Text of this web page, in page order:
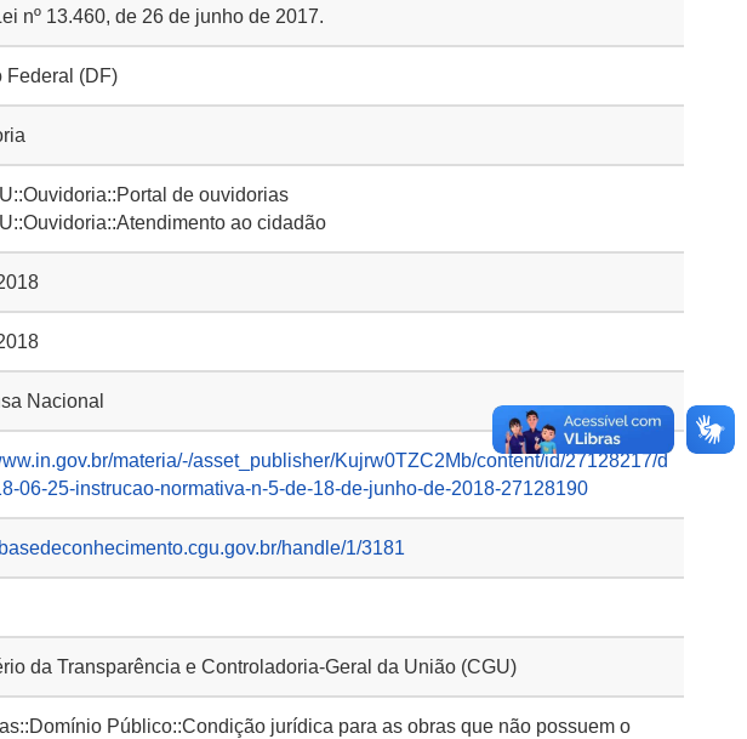
nº 13.460, de 26 de junho de 2017.
Federal (DF)
de ouvidorias
ao cidadão
Nacional
materia/-/asset_publisher/Kujrw0TZC2Mb/content/id/27128217/d
06-25-instrucao-normativa-n-5-de-18-de-junho-de-2018-27128190
handle/1/3181
da Transparência e Controladoria-Geral da União (CGU)
Público::Condição jurídica para as obras que não possuem o